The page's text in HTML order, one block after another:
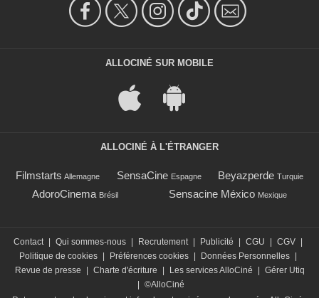
ALLOCINÉ SUR MOBILE
ALLOCINÉ À L'ÉTRANGER
Filmstarts Allemagne SensaCine Espagne Beyazperde Turquie
AdoroCinema Brésil Sensacine México Mexique
Contact Qui sommes-nous Recrutement Publicité CGU CGV
Politique de cookies
Préférences cookies Données Personnelles
Revue de presse
Charte d'écriture Les services AlloCiné
Gérer Utiq
©AlloCiné